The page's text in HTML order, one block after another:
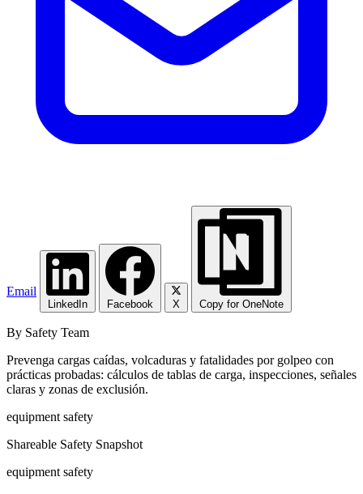
Email
LinkedIn Facebook X Copy for OneNote
By Safety Team
Prevenga cargas caídas, volcaduras y fatalidades por golpeo con
prácticas probadas: cálculos de tablas de carga, inspecciones, señales
claras y zonas de exclusión.
equipment safety
Shareable Safety Snapshot
equipment safety